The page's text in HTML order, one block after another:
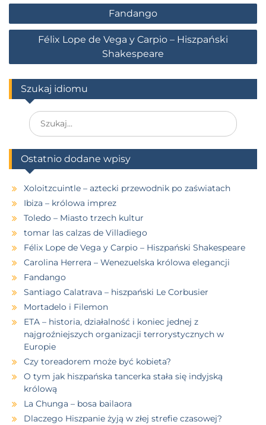
Fandango
Félix Lope de Vega y Carpio – Hiszpański
Shakespeare
Szukaj idiomu
Ostatnio dodane wpisy
Xoloitzcuintle – aztecki przewodnik po zaświatach
Ibiza – królowa imprez
Toledo – Miasto trzech kultur
tomar las calzas de Villadiego
Félix Lope de Vega y Carpio – Hiszpański Shakespeare
Carolina Herrera – Wenezuelska królowa elegancji
Fandango
Santiago Calatrava – hiszpański Le Corbusier
Mortadelo i Filemon
ETA – historia, działalność i koniec jednej z
najgroźniejszych organizacji terrorystycznych w
Europie
Czy toreadorem może być kobieta?
O tym jak hiszpańska tancerka stała się indyjską
królową
La Chunga – bosa bailaora
Dlaczego Hiszpanie żyją w złej strefie czasowej?